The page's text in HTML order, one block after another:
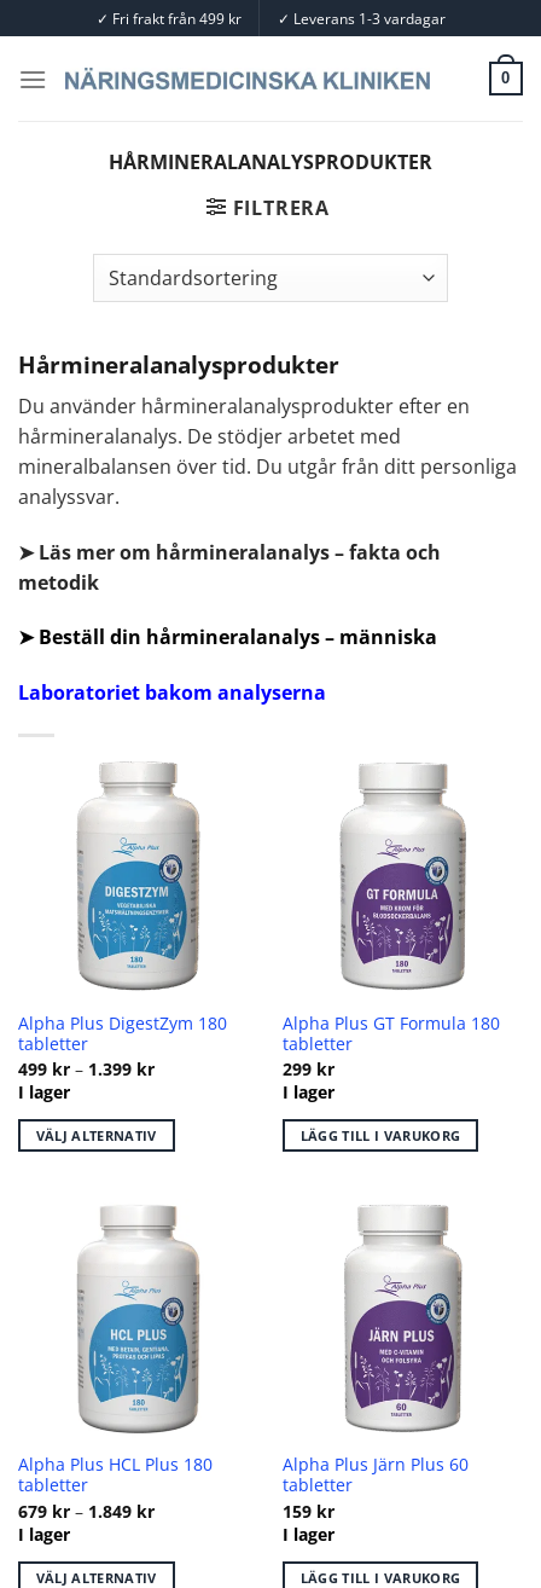
to
content
✓ Fri frakt från 499 kr ✓ Leverans 1-3 vardagar
0
HÅRMINERALANALYSPRODUKTER
FILTRERA
Hårmineralanalysprodukter
Du använder hårmineralanalysprodukter efter en
hårmineralanalys. De stödjer arbetet med
mineralbalansen över tid. Du utgår från ditt personliga
analyssvar.
➤ Läs mer om hårmineralanalys – fakta och
metodik
➤ Beställ din hårmineralanalys – människa
Laboratoriet bakom analyserna
Alpha Plus DigestZym 180
tabletter
499 kr – 1.399 krPrisintervall:
1.399 kr
I lager
VÄLJ ALTERNATIV
produkten
varianter.
alternativen
produktsidan
Alpha Plus GT Formula 180
tabletter
299 kr
I lager
LÄGG TILL I VARUKORG
Alpha Plus HCL Plus 180
tabletter
679 kr – 1.849 krPrisintervall:
1.849 kr
I lager
VÄLJ ALTERNATIV
Alpha Plus Järn Plus 60
tabletter
159 kr
I lager
LÄGG TILL I VARUKORG